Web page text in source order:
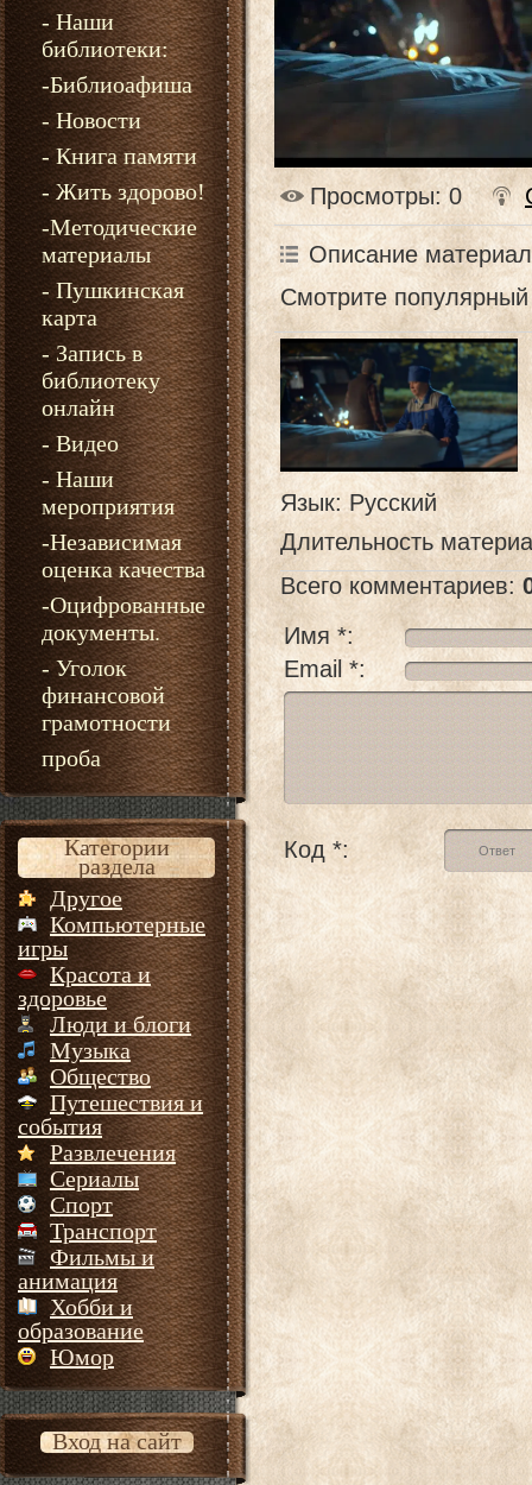
- Наши
библиотеки:
-Библиоафиша
- Новости
- Книга памяти
- Жить здорово!
-Методические
материалы
- Пушкинская
карта
- Запись в
библиотеку
онлайн
- Видео
- Наши
мероприятия
-Независимая
оценка качества
-Оцифрованные
документы.
- Уголок
финансовой
грамотности
проба
Категории
раздела
Другое
Компьютерные
игры
Красота и
здоровье
Люди и блоги
Музыка
Общество
Путешествия и
события
Развлечения
Сериалы
Спорт
Транспорт
Фильмы и
анимация
Хобби и
образование
Юмор
Вход на сайт
Просмотры: 0
Описание
Смотрите
Язык: Русский
Длительность
Всего комментариев:
Имя *:
Email *:
Код *: